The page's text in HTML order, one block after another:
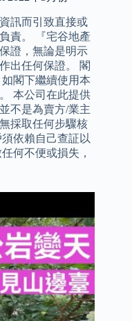
訊而引致直接或
責。 『宅谷地產
證，無論是明示
出任何保證。 閣
閣下繼續使用本
本公司在此提供
不是為賣方/業主
採取任何步驟核
依賴自己查証以
何不便或損失，